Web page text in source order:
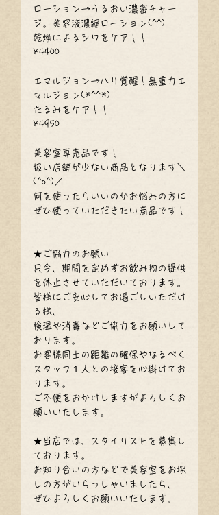
ローション→うるおい濃密チャー
ジ。美容液濃縮ローション(^^)
乾燥によるシワをケア！！
¥4400
エマルジョン→ハリ覚醒！無重力エ
マルジョン(*^^*)
たるみをケア！！
¥4950
美容室専売品です！
扱い店舗が少ない商品となります＼
(^o^)／
何を使ったらいいのかお悩みの方に
ぜひ使っていただきたい商品です！
★ご協力のお願い
只今、期間を定めずお飲み物の提供
を休止させていただいております。
皆様にご安心してお過ごしいただけ
る様、
検温や消毒などご協力をお願いして
おります。
お客様同士の距離の確保やなるべく
スタッフ１人との接客を心掛けてお
ります。
ご不便をおかけしますがよろしくお
願いいたします。
★当店では、スタイリストを募集し
ております。
お知り合いの方などで美容室をお探
しの方がいらっしゃいましたら、
ぜひよろしくお願いいたします。